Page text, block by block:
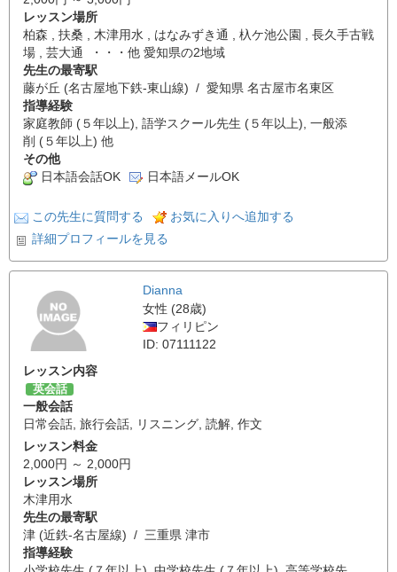
レッスン場所
柏森 , 扶桑 , 木津用水 , はなみずき通 , 杁ケ池公園 , 長久手古戦
場 , 芸大通 ・・・他 愛知県の2地域
先生の最寄駅
藤が丘 (名古屋地下鉄-東山線) / 愛知県 名古屋市名東区
指導経験
家庭教師 (５年以上), 語学スクール先生 (５年以上), 一般添
削 (５年以上) 他
その他
日本語会話OK
日本語メールOK
この先生に質問する
お気に入りへ追加する
詳細プロフィールを見る
Dianna
女性 (28歳)
フィリピン
ID: 07111122
レッスン内容
英会話
一般会話
日常会話 旅行会話 リスニング 読解 作文
レッスン料金
2,000円 ～ 2,000円
レッスン場所
木津用水
先生の最寄駅
津 (近鉄-名古屋線) / 三重県 津市
指導経験